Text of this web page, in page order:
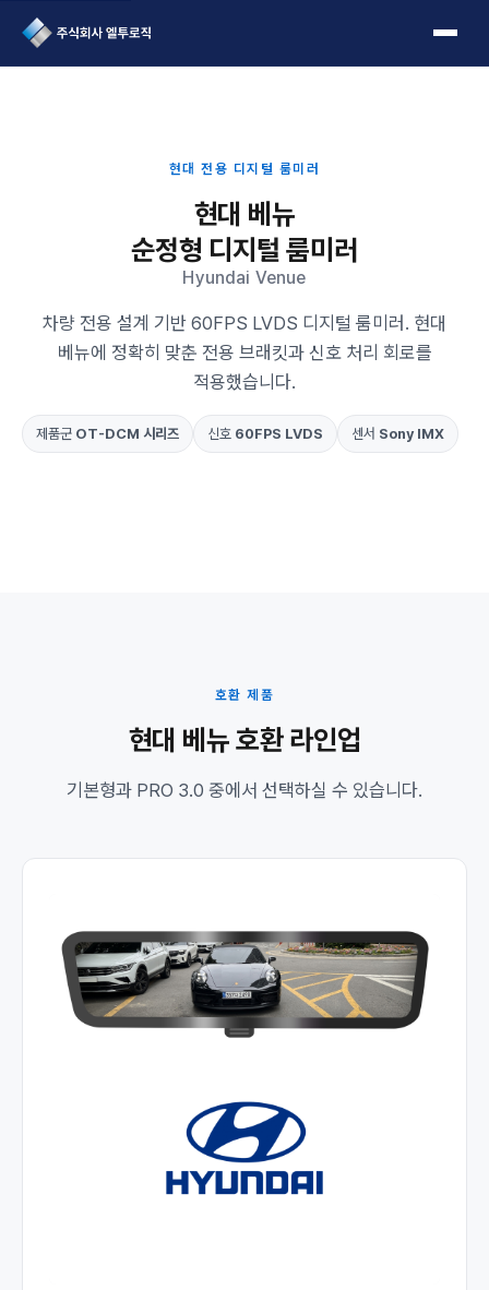
L2Logic 1onetake
현대 전용 디지털 룸미러
현대 베뉴
순정형 디지털 룸미러
Hyundai Venue
차량 전용 설계 기반 60FPS LVDS 디지털 룸미러. 현대
베뉴에 정확히 맞춘 전용 브래킷과 신호 처리 회로를
적용했습니다.
제품군 OT-DCM 시리즈 신호 60FPS LVDS 센서 Sony IMX
호환 제품
현대 베뉴 호환 라인업
기본형과 PRO 3.0 중에서 선택하실 수 있습니다.